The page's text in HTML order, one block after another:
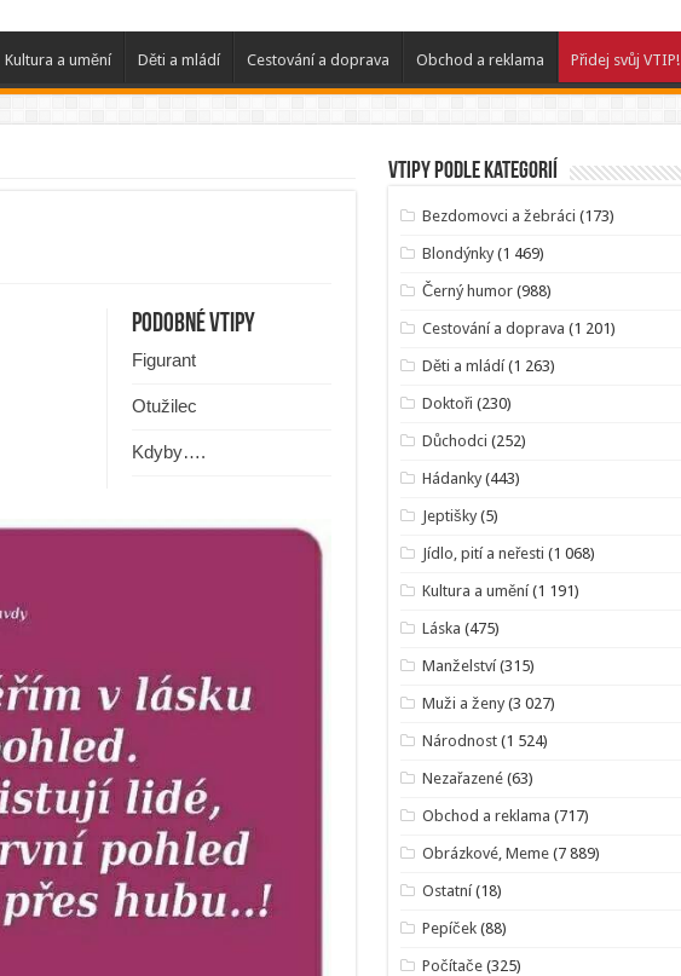
Kultura a umění Děti a mládí Cestování a doprava Obchod a reklama Přidej svůj VTIP!
Podobné vtipy
Figurant
Otužilec
Kdyby….
Vtipy podle kategorií
Bezdomovci a žebráci (173)
Blondýnky (1 469)
Černý humor (988)
Cestování a doprava (1 201)
Děti a mládí(1 263)
Doktoři (230)
Důchodci (252)
Hádanky (443)
Jeptišky (5)
Jídlo, pití a neřesti (1 068)
Kultura a umění(1 191)
Láska (475)
Manželství(315)
Muži a ženy (3 027)
Národnost (1 524)
Nezařazené (63)
Obchod a reklama (717)
Obrázkové, Meme (7 889)
Ostatní(18)
Pepíček (88)
Počítače (325)